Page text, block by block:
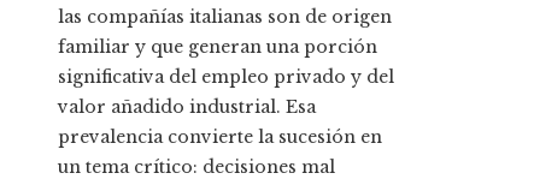
las compañías italianas son de origen
familiar y que generan una porción
significativa del empleo privado y del
valor añadido industrial. Esa
prevalencia convierte la sucesión en
un tema crítico: decisiones mal